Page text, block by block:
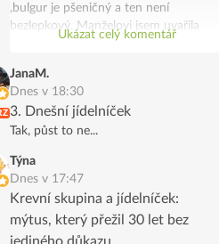
,bulgur je pšeničný a ten není
bezlepkový. Manželovi jsem uvařila
bramborové noky .Bylo to chutné a
spotřebovat žampiony a tak se stalo.
Děkuji, manžel na tofu říkal že vypadá
jak škvarky,měla jsem marinované a
ochutila jsem ho trochu Tamaris.
Ukázat celý komentář
JanaM.
Dnes v 18:30
3. Dnešní jídelníček
Tak, půst to ne...
Týna
Dnes v 17:47
Krevní skupina a jídelníček:
mýtus, který přežil 30 let bez